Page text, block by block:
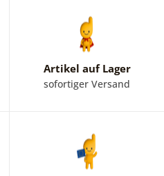
Artikel auf Lager
sofortiger Versand